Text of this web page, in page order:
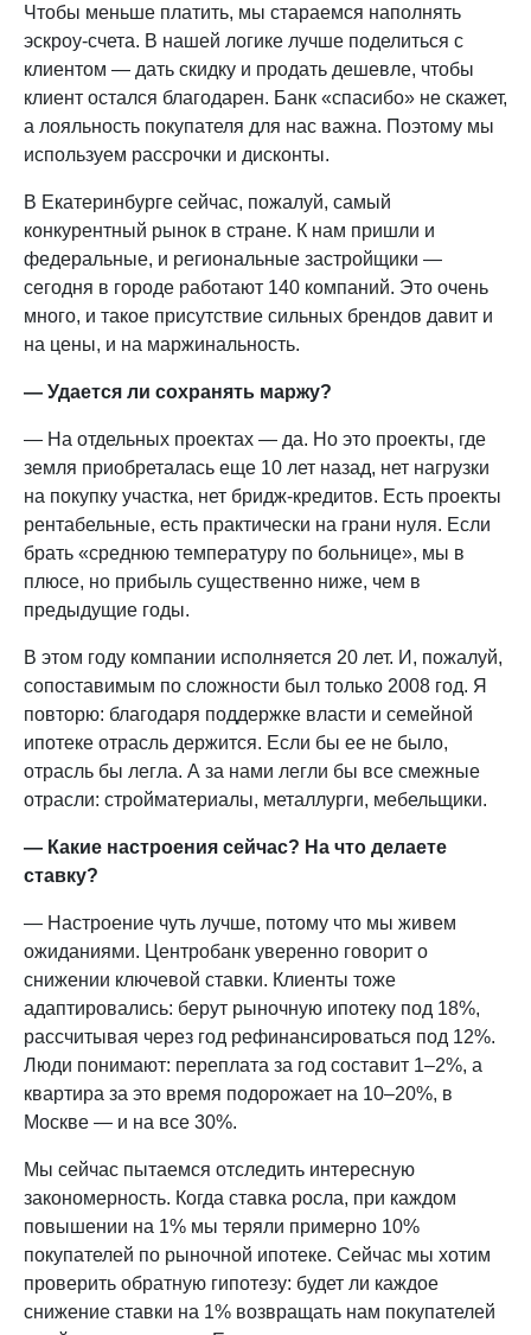
Чтобы меньше платить, мы стараемся наполнять
эскроу-счета. В нашей логике лучше поделиться с
клиентом — дать скидку и продать дешевле, чтобы
клиент остался благодарен. Банк «спасибо» не скажет,
а лояльность покупателя для нас важна. Поэтому мы
используем рассрочки и дисконты.
В Екатеринбурге сейчас, пожалуй, самый
конкурентный рынок в стране. К нам пришли и
федеральные, и региональные застройщики —
сегодня в городе работают 140 компаний. Это очень
много, и такое присутствие сильных брендов давит и
на цены, и на маржинальность.
— Удается ли сохранять маржу?
— На отдельных проектах — да. Но это проекты, где
земля приобреталась еще 10 лет назад, нет нагрузки
на покупку участка, нет бридж-кредитов. Есть проекты
рентабельные, есть практически на грани нуля. Если
брать «среднюю температуру по больнице», мы в
плюсе, но прибыль существенно ниже, чем в
предыдущие годы.
В этом году компании исполняется 20 лет. И, пожалуй,
сопоставимым по сложности был только 2008 год. Я
повторю: благодаря поддержке власти и семейной
ипотеке отрасль держится. Если бы ее не было,
отрасль бы легла. А за нами легли бы все смежные
отрасли: стройматериалы, металлурги, мебельщики.
— Какие настроения сейчас? На что делаете
ставку?
— Настроение чуть лучше, потому что мы живем
ожиданиями. Центробанк уверенно говорит о
снижении ключевой ставки. Клиенты тоже
адаптировались: берут рыночную ипотеку под 18%,
рассчитывая через год рефинансироваться под 12%.
Люди понимают: переплата за год составит 1–2%, а
квартира за это время подорожает на 10–20%, в
Москве — и на все 30%.
Мы сейчас пытаемся отследить интересную
закономерность. Когда ставка росла, при каждом
повышении на 1% мы теряли примерно 10%
покупателей по рыночной ипотеке. Сейчас мы хотим
проверить обратную гипотезу: будет ли каждое
снижение ставки на 1% возвращать нам покупателей